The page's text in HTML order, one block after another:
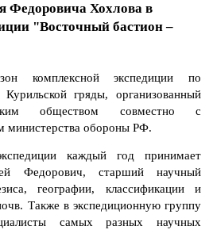
Федоровича Хохлова в
"Восточный бастион –
комплексной экспедиции по
гряды, организованный
обществом совместно с
министерства обороны РФ.
каждый год принимает
Федорович, старший научный
географии, классификации и
Также в экспедиционную группу
самых разных научных